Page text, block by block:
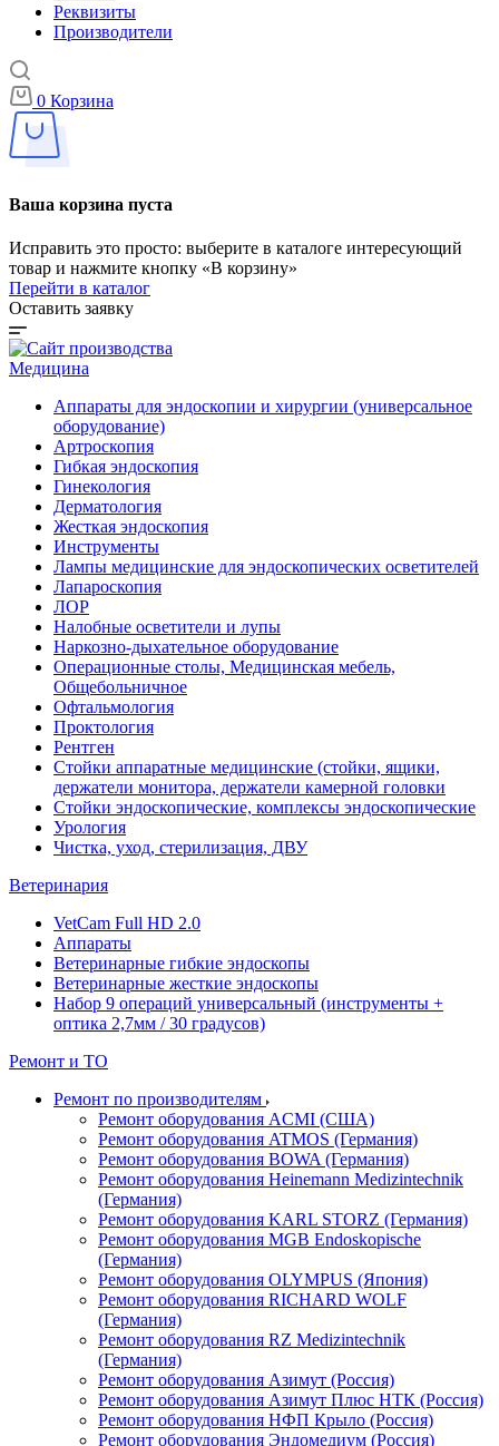
Реквизиты
Производители
0 Корзина
Ваша корзина пуста
Исправить это просто: выберите в каталоге интересующий
товар и нажмите кнопку «В корзину»
Перейти в каталог
Оставить заявку
Медицина
Аппараты для эндоскопии и хирургии (универсальное
оборудование)
Артроскопия
Гибкая эндоскопия
Гинекология
Дерматология
Жесткая эндоскопия
Инструменты
Лампы медицинские для эндоскопических осветителей
Лапароскопия
ЛОР
Налобные осветители и лупы
Наркозно-дыхательное оборудование
Операционные столы, Медицинская мебель,
Общебольничное
Офтальмология
Проктология
Рентген
Стойки аппаратные медицинские (стойки, ящики,
держатели монитора, держатели камерной головки
Стойки эндоскопические, комплексы эндоскопические
Урология
Чистка, уход, стерилизация, ДВУ
Ветеринария
VetCam Full HD 2.0
Аппараты
Ветеринарные гибкие эндоскопы
Ветеринарные жесткие эндоскопы
Набор 9 операций универсальный (инструменты +
оптика 2,7мм / 30 градусов)
Ремонт и ТО
Ремонт по производителям
Ремонт оборудования ACMI (США)
Ремонт оборудования ATMOS (Германия)
Ремонт оборудования BOWA (Германия)
Ремонт оборудования Heinemann Medizintechnik
(Германия)
Ремонт оборудования KARL STORZ (Германия)
Ремонт оборудования MGB Endoskopische
(Германия)
Ремонт оборудования OLYMPUS (Япония)
Ремонт оборудования RICHARD WOLF
(Германия)
Ремонт оборудования RZ Medizintechnik
(Германия)
Ремонт оборудования Азимут (Россия)
Ремонт оборудования Азимут Плюс НТК (Россия)
Ремонт оборудования НФП Крыло (Россия)
Ремонт оборудования Эндомедиум (Россия)